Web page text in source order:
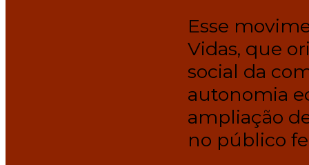
Esse
Vidas, que
social da
autonomia
ampliação
no público